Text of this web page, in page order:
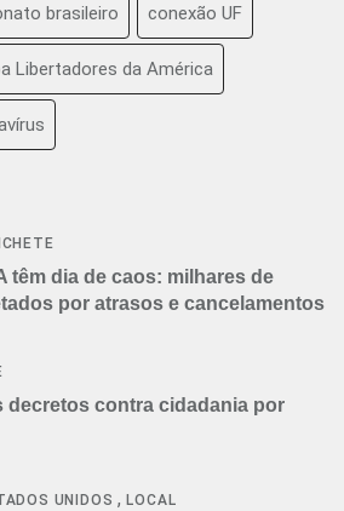
brasileiro conexão UF
Libertadores da América
têm dia de caos: milhares de
por atrasos e cancelamentos
decretos contra cidadania por
UNIDOS ,LOCAL